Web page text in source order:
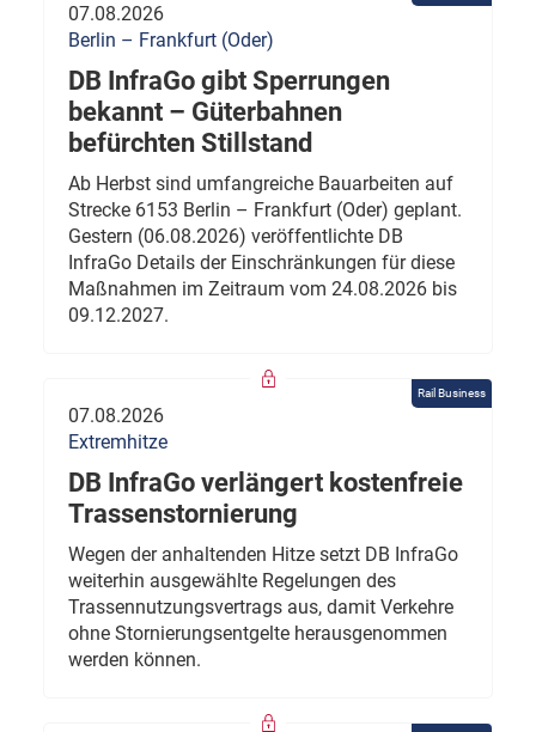
07.08.2026
Berlin – Frankfurt (Oder)
DB InfraGo gibt Sperrungen
bekannt – Güterbahnen
befürchten Stillstand
Ab Herbst sind umfangreiche Bauarbeiten auf
Strecke 6153 Berlin – Frankfurt (Oder) geplant.
Gestern (06.08.2026) veröffentlichte DB
InfraGo Details der Einschränkungen für diese
Maßnahmen im Zeitraum vom 24.08.2026 bis
09.12.2027.
Rail Business
07.08.2026
Extremhitze
DB InfraGo verlängert kostenfreie
Trassenstornierung
Wegen der anhaltenden Hitze setzt DB InfraGo
weiterhin ausgewählte Regelungen des
Trassennutzungsvertrags aus, damit Verkehre
ohne Stornierungsentgelte herausgenommen
werden können.